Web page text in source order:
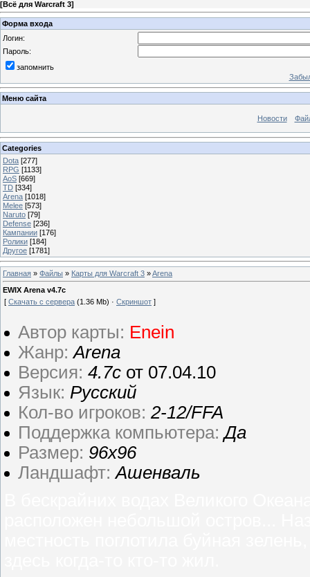
[Всё для Warcraft 3]
Форма входа
Логин:
Пароль:
запомнить
Меню сайта
Новости
Categories
Dota [277]
RPG [1133]
AoS [669]
TD [334]
Arena [1018]
Melee [573]
Naruto [79]
Defense [236]
Кампании [176]
Ролики [184]
Другое [1781]
Главная » Файлы » Карты для Warcraft 3 »Arena
EWIX Arena v4.7c
[ Скачать с сервера (1.36 Mb) · Скриншот ]
Автор карты: Enein
Жанр: Arena
Версия: 4.7cот 07.04.10
Язык: Русский
Кол-во игроков: 2-12/FFA
Поддержка компьютера: Да
Размер: 96x96
Ландшафт: Ашенваль